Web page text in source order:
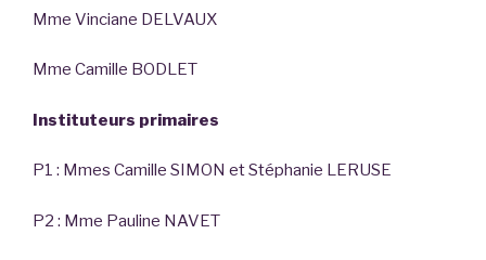
Mme Vinciane DELVAUX
Mme Camille BODLET
Instituteurs primaires
P1 : Mmes Camille SIMON et Stéphanie LERUSE
P2 : Mme Pauline NAVET